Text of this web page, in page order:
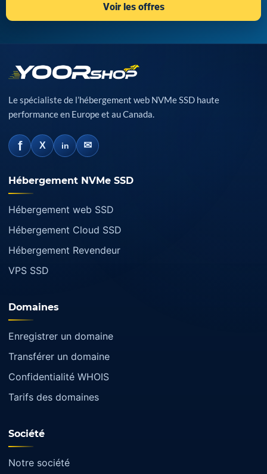
Voir les offres
Le spécialiste de l’hébergement web NVMe SSD haute
performance en Europe et au Canada.
f X in ✉
Hébergement NVMe SSD
Hébergement web SSD
Hébergement Cloud SSD
Hébergement Revendeur
VPS SSD
Domaines
Enregistrer un domaine
Transférer un domaine
Confidentialité WHOIS
Tarifs des domaines
Société
Notre société